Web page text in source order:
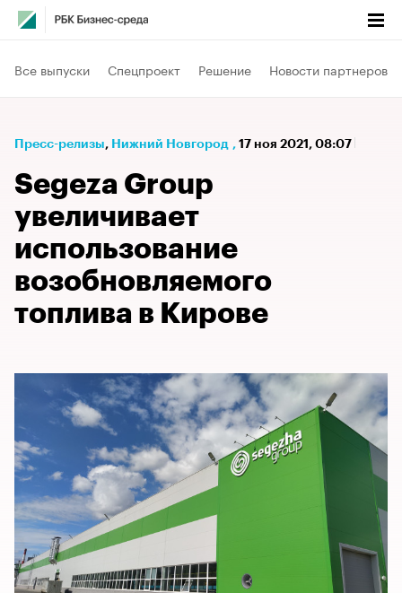
Все выпуски Спецпроект Решение Новости партнеров
Пресс-релизы⁠, Нижний Новгород , 17 ноя 2021, 08:07
Segeza Group
увеличивает
использование
возобновляемого
топлива в Кирове